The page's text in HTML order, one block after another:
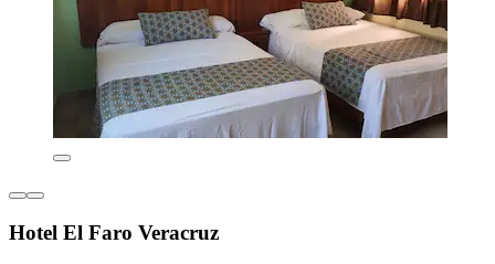
Hotel El Faro Veracruz